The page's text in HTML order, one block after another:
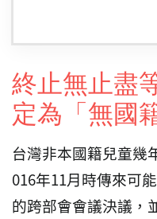
終止無止盡
定為「無國
台灣非本國籍兒童幾
016年11月時傳來可
的跨部會會議決議，